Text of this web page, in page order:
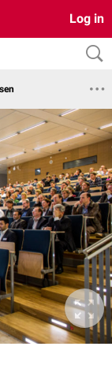
Log in